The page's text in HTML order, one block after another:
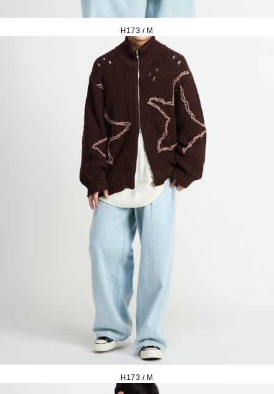
H173 / M
H173 / M